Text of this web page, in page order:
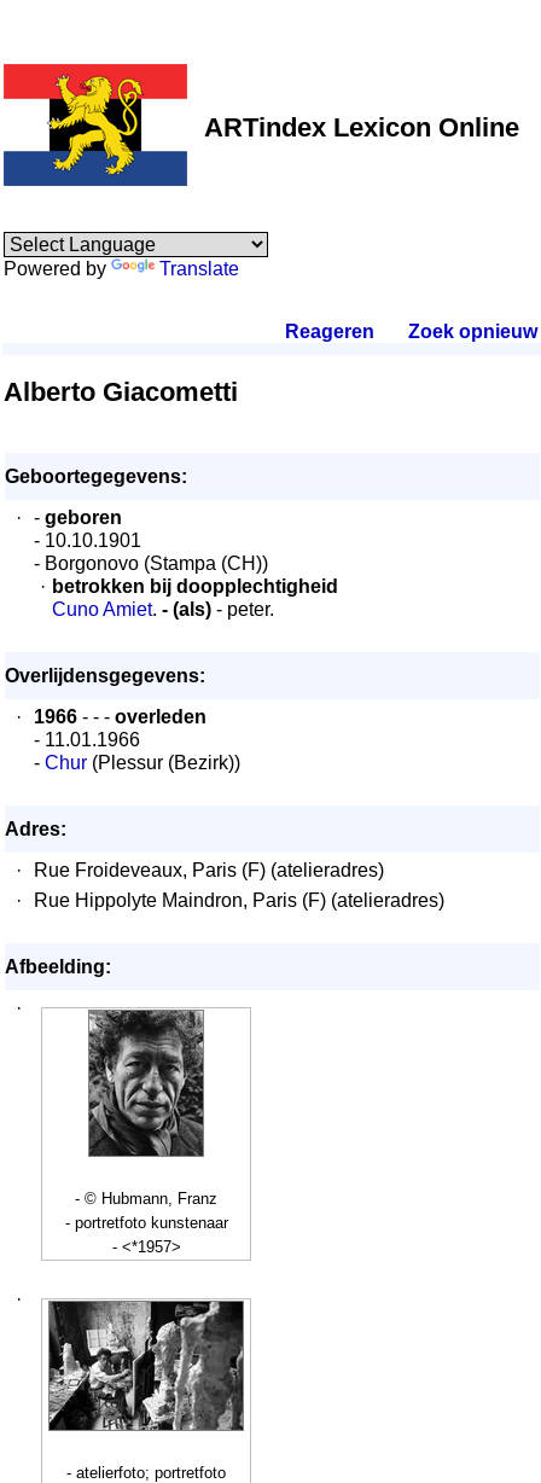
ARTindex Lexicon Online
Powered by Translate
Reageren Zoek opnieuw.
Alberto Giacometti
Geboortegegevens:
·
- geboren
- 10.10.1901
- Borgonovo (Stampa (CH))
· betrokken bij doopplechtigheid
Cuno Amiet. - (als) - peter.
Overlijdensgegevens:
·
1966 - - - overleden
- 11.01.1966
- Chur (Plessur (Bezirk))
Adres:
·
Rue Froideveaux, Paris (F) (atelieradres)
·
Rue Hippolyte Maindron, Paris (F) (atelieradres)
Afbeelding:
·
- © Hubmann, Franz
- portretfoto kunstenaar
- <*1957>
·
- atelierfoto; portretfoto